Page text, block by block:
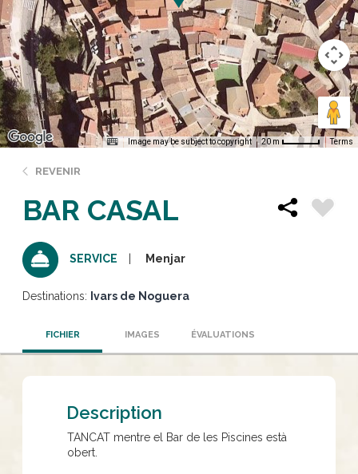
Image may be subject to copyright 20 m Terms
REVENIR
BAR CASAL
SERVICE Menjar
Destinations: Ivars de Noguera
FICHIER IMAGES ÉVALUATIONS
Description
TANCAT mentre el Bar de les Piscines està
obert.